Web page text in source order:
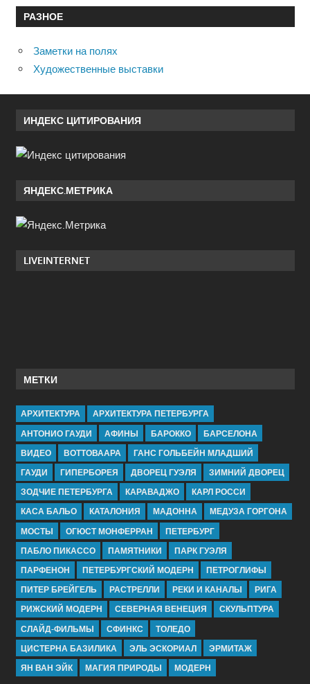
РАЗНОЕ
Заметки на полях
Художественные выставки
ИНДЕКС ЦИТИРОВАНИЯ
ЯНДЕКС.МЕТРИКА
LIVEINTERNET
МЕТКИ
АРХИТЕКТУРА
АРХИТЕКТУРА ПЕТЕРБУРГА
АНТОНИО ГАУДИ
АФИНЫ БАРОККО
БАРСЕЛОНА
ВИДЕО
ВОТТОВААРА
ГАНС ГОЛЬБЕЙН МЛАДШИЙ
ГАУДИ
ГИПЕРБОРЕЯ ДВОРЕЦ ГУЭЛЯ
ЗИМНИЙ ДВОРЕЦ
ЗОДЧИЕ ПЕТЕРБУРГА
КАРАВАДЖО
КАРЛ РОССИ
КАСА БАЛЬО
КАТАЛОНИЯ МАДОННА
МЕДУЗА ГОРГОНА
МОСТЫ
ОГЮСТ МОНФЕРРАН
ПЕТЕРБУРГ
ПАБЛО ПИКАССО
ПАМЯТНИКИ
ПАРК ГУЭЛЯ
ПАРФЕНОН
ПЕТЕРБУРГСКИЙ МОДЕРН
ПЕТРОГЛИФЫ
ПИТЕР БРЕЙГЕЛЬ
РАСТРЕЛЛИ РЕКИ И КАНАЛЫ
РИГА
РИЖСКИЙ МОДЕРН
СЕВЕРНАЯ ВЕНЕЦИЯ
СКУЛЬПТУРА
СЛАЙД-ФИЛЬМЫ
СФИНКС
ТОЛЕДО
ЦИСТЕРНА БАЗИЛИКА
ЭЛЬ ЭСКОРИАЛ
ЭРМИТАЖ
ЯН ВАН ЭЙК
МАГИЯ ПРИРОДЫ МОДЕРН